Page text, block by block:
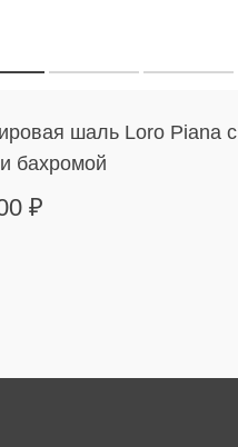
шаль Loro Piana с
бахромой
₽